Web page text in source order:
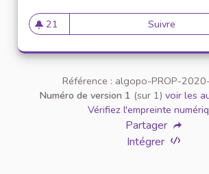
21
21 abonnés
Suivre
Référence : algopo-PROP-
Numéro de version 1 (sur 1) voir les
Vérifiez l'empreinte
Partager
Intégrer